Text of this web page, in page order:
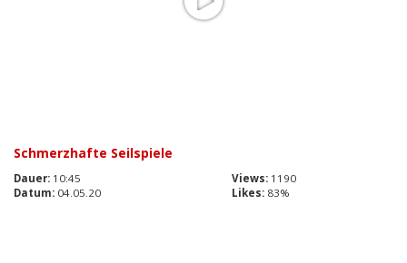
Schmerzhafte Seilspiele
Dauer: 10:45 Views: 1190
Datum: 04.05.20 Likes: 83%